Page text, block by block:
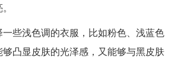
些浅色调的衣服，比如粉色、浅蓝色
凸显皮肤的光泽感，又能够与黑皮肤